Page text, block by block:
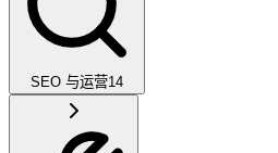
SEO 与运营14